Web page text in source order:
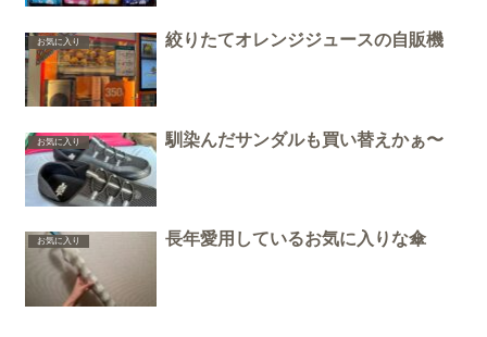
お気に入り 絞りたてオレンジジュースの自販機
お気に入り 馴染んだサンダルも買い替えかぁ〜
お気に入り 長年愛用しているお気に入りな傘